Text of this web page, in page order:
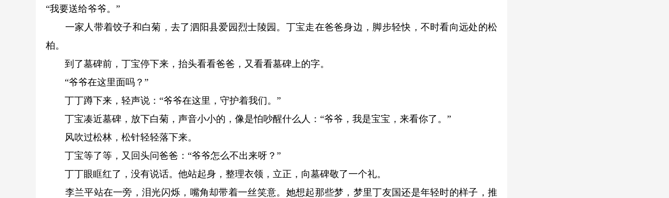
“我要送给爷爷。”
一家人带着饺子和白菊，去了泗阳县爱园烈士陵园。丁宝走在爸爸身边，脚步轻快，不时看向远处的松
柏。
到了墓碑前，丁宝停下来，抬头看看爸爸，又看看墓碑上的字。
“爷爷在这里面吗？”
丁丁蹲下来，轻声说：“爷爷在这里，守护着我们。”
丁宝凑近墓碑，放下白菊，声音小小的，像是怕吵醒什么人：“爷爷，我是宝宝，来看你了。”
风吹过松林，松针轻轻落下来。
丁宝等了等，又回头问爸爸：“爷爷怎么不出来呀？”
丁丁眼眶红了，没有说话。他站起身，整理衣领，立正，向墓碑敬了一个礼。
李兰平站在一旁，泪光闪烁，嘴角却带着一丝笑意。她想起那些梦，梦里丁友国还是年轻时的样子，推